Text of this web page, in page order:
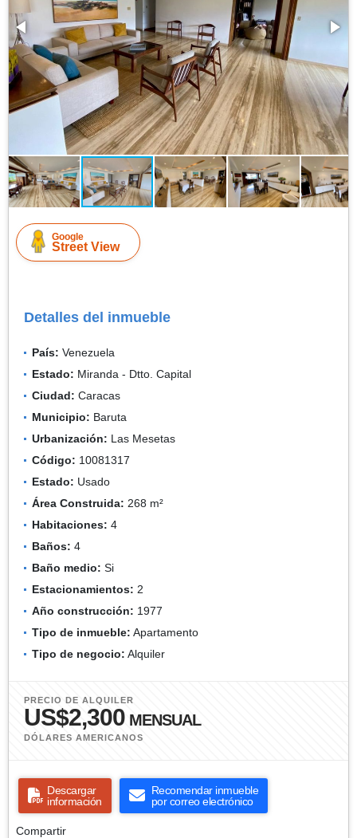
Google
Street View
Detalles del inmueble
País: Venezuela
Estado: Miranda - Dtto. Capital
Ciudad: Caracas
Municipio: Baruta
Urbanización: Las Mesetas
Código: 10081317
Estado: Usado
Área Construida: 268 m²
Habitaciones: 4
Baños: 4
Baño medio: Si
Estacionamientos: 2
Año construcción: 1977
Tipo de inmueble: Apartamento
Tipo de negocio: Alquiler
PRECIO DE ALQUILER
US$2,300 MENSUAL
DÓLARES AMERICANOS
Descargar
información
Recomendar inmueble
por correo electrónico
Compartir